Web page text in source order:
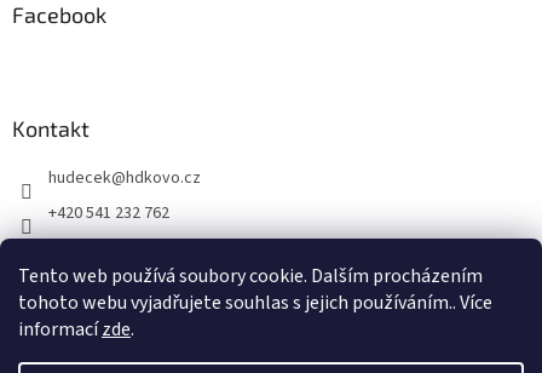
Tento web používá soubory cookie. Dalším procházením
tohoto webu vyjadřujete souhlas s jejich používáním.. Více
informacízde.
Facebook
Kontakt
hudecek@hdkovo.cz
+420 541 232 762
facebook H+D kovo s.r.o.